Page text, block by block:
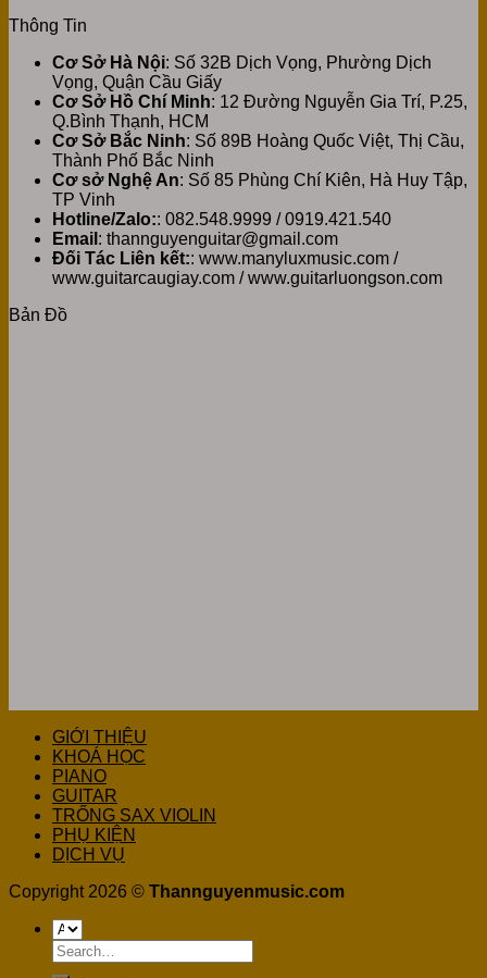
Thông Tin
Cơ Sở Hà Nội: Số 32B Dịch Vọng, Phường Dịch
Vọng, Quận Cầu Giấy
Cơ Sở Hồ Chí Minh: 12 Đường Nguyễn Gia Trí, P.25,
Q.Bình Thạnh, HCM
Cơ Sở Bắc Ninh: Số 89B Hoàng Quốc Việt, Thị Cầu,
Thành Phố Bắc Ninh
Cơ sở Nghệ An: Số 85 Phùng Chí Kiên, Hà Huy Tập,
TP Vinh
Hotline/Zalo:: 082.548.9999 / 0919.421.540
Email : thannguyenguitar@gmail.com
Đối Tác Liên kết:: www.manyluxmusic.com /
www.guitarcaugiay.com / www.guitarluongson.com
Bản Đồ
GIỚI THIỆU
KHOÁ HỌC
PIANO
GUITAR
TRỐNG SAX VIOLIN
PHỤ KIỆN
DỊCH VỤ
Copyright 2026 © Thannguyenmusic.com
Search
for: